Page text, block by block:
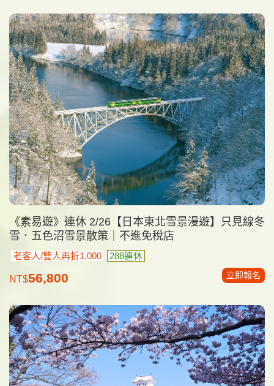
《素易遊》連休 2/26【日本東北雪景漫遊】只見線冬
雪．五色沼雪景散策｜不進免稅店
老客人/雙人再折1,000 288連休
NT$56,800 立即報名